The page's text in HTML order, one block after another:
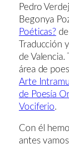
Pedro
Begonya
Poéticas?
Traducción
de
área de
Arte
de Poesía
Vociferio.
Con él
antes